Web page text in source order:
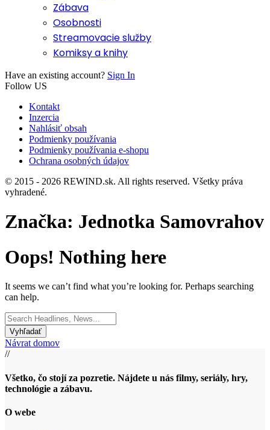
Zábava
Osobnosti
Streamovacie služby
Komiksy a knihy
Have an existing account? Sign In
Follow US
Kontakt
Inzercia
Nahlásiť obsah
Podmienky používania
Podmienky používania e-shopu
Ochrana osobných údajov
© 2015 - 2026 REWIND.sk. All rights reserved. Všetky práva
vyhradené.
Značka: Jednotka Samovrahov
Oops! Nothing here
It seems we can’t find what you’re looking for. Perhaps searching
can help.
Search
for:
Návrat domov
//
Všetko, čo stojí za pozretie. Nájdete u nás filmy, seriály, hry,
technológie a zábavu.
O webe